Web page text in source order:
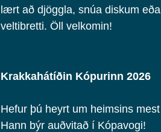
lært að djöggla, snúa diskum
veltibretti. Öll velkomin!
Krakkahátíðin Kópurinn 2026
Hefur þú heyrt um heimsins
Hann býr auðvitað í Kópavogi!